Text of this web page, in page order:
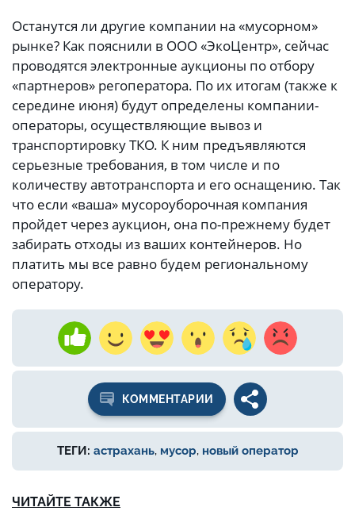
Останутся ли другие компании на «мусорном»
рынке? Как пояснили в ООО «ЭкоЦентр», сейчас
проводятся электронные аукционы по отбору
«партнеров» регоператора. По их итогам (также к
середине июня) будут определены компании-
операторы, осуществляющие вывоз и
транспортировку ТКО. К ним предъявляются
серьезные требования, в том числе и по
количеству автотранспорта и его оснащению. Так
что если «ваша» мусороуборочная компания
пройдет через аукцион, она по-прежнему будет
забирать отходы из ваших контейнеров. Но
платить мы все равно будем региональному
оператору.
КОММЕНТАРИИ
ТЕГИ: астрахань, мусор, новый оператор
ЧИТАЙТЕ ТАКЖЕ